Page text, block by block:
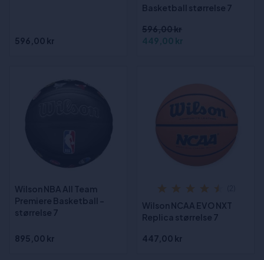
596,00 kr
Basketball størrelse 7
596,00 kr
449,00 kr
Wilson NBA All Team
Premiere Basketball -
størrelse 7
895,00 kr
Wilson NCAA EVO NXT
Replica størrelse 7
447,00 kr